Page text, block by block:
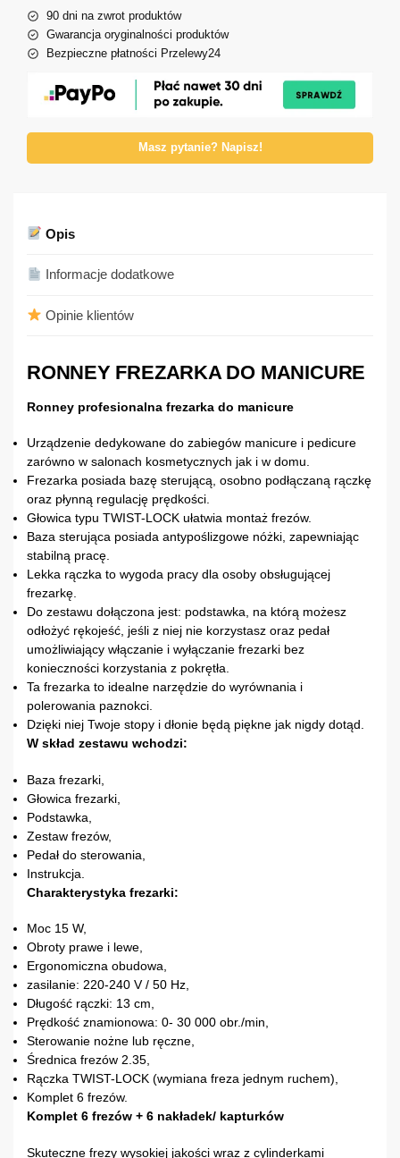
90 dni na zwrot produktów
Gwarancja oryginalności produktów
Bezpieczne płatności Przelewy24
Masz pytanie? Napisz!
Opis
Informacje dodatkowe
Opinie klientów
RONNEY FREZARKA DO MANICURE
Ronney profesionalna frezarka do manicure
Urządzenie dedykowane do zabiegów manicure i pedicure
zarówno w salonach kosmetycznych jak i w domu.
Frezarka posiada bazę sterującą, osobno podłączaną rączkę
oraz płynną regulację prędkości.
Głowica typu TWIST-LOCK ułatwia montaż frezów.
Baza sterująca posiada antypoślizgowe nóżki, zapewniając
stabilną pracę.
Lekka rączka to wygoda pracy dla osoby obsługującej
frezarkę.
Do zestawu dołączona jest: podstawka, na którą możesz
odłożyć rękojeść, jeśli z niej nie korzystasz oraz pedał
umożliwiający włączanie i wyłączanie frezarki bez
konieczności korzystania z pokrętła.
Ta frezarka to idealne narzędzie do wyrównania i
polerowania paznokci.
Dzięki niej Twoje stopy i dłonie będą piękne jak nigdy dotąd.
W skład zestawu wchodzi:
Baza frezarki,
Głowica frezarki,
Podstawka,
Zestaw frezów,
Pedał do sterowania,
Instrukcja.
Charakterystyka frezarki:
Moc 15 W,
Obroty prawe i lewe,
Ergonomiczna obudowa,
zasilanie: 220-240 V / 50 Hz,
Długość rączki: 13 cm,
Prędkość znamionowa: 0- 30 000 obr./min,
Sterowanie nożne lub ręczne,
Średnica frezów 2.35,
Rączka TWIST-LOCK (wymiana freza jednym ruchem),
Komplet 6 frezów.
Komplet 6 frezów + 6 nakładek/ kapturków
Skuteczne frezy wysokiej jakości wraz z cylinderkami